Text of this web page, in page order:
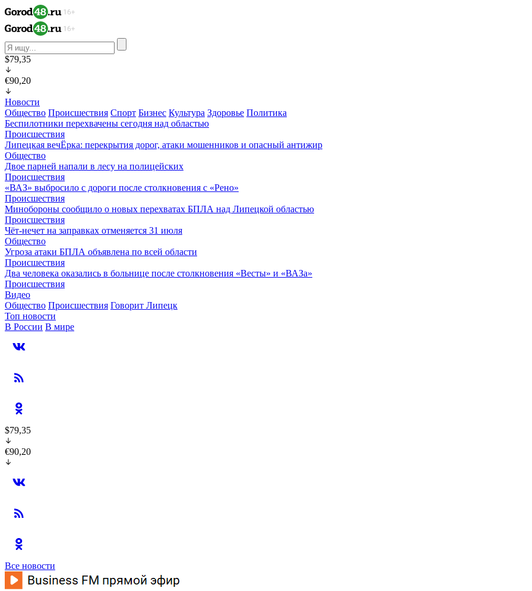
$79,35
€90,20
Новости
Общество Происшествия Спорт Бизнес Культура Здоровье Политика
Беспилотники перехвачены сегодня над областью
Происшествия
Липецкая вечЁрка: перекрытия дорог, атаки мошенников и опасный антижир
Общество
Двое парней напали в лесу на полицейских
Происшествия
«ВАЗ» выбросило с дороги после столкновения с «Рено»
Происшествия
Минобороны сообщило о новых перехватах БПЛА над Липецкой областью
Происшествия
Чёт-нечет на заправках отменяется 31 июля
Общество
Угроза атаки БПЛА объявлена по всей области
Происшествия
Два человека оказались в больнице после столкновения «Весты» и «ВАЗа»
Происшествия
Видео
Общество Происшествия Говорит Липецк
Топ новости
В России В мире
$79,35
€90,20
Все новости